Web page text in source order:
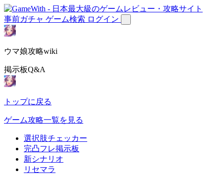
事前ガチャ ゲーム検索 ログイン
ウマ娘攻略wiki
掲示板Q&A
トップに戻る
ゲーム攻略一覧を見る
選択肢チェッカー
完凸フレ掲示板
新シナリオ
リセマラ